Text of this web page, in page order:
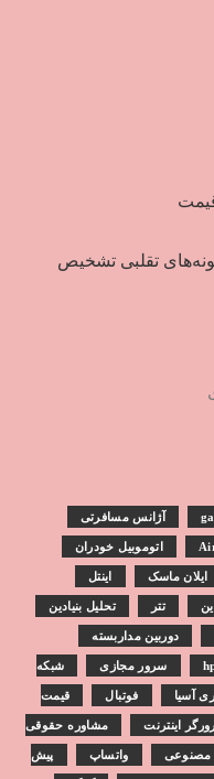
تقلبی تشخیص
آژانس مسافرتی
اتوموبیل خودران
ایلان ماسک اینتل
تتر تحلیل بنیادین
دوربین مداربسته
سرور مجازی شبکه
آسیا فوتبال قیمت
اینترنت مشاوره حقوقی
واتساپ پیش